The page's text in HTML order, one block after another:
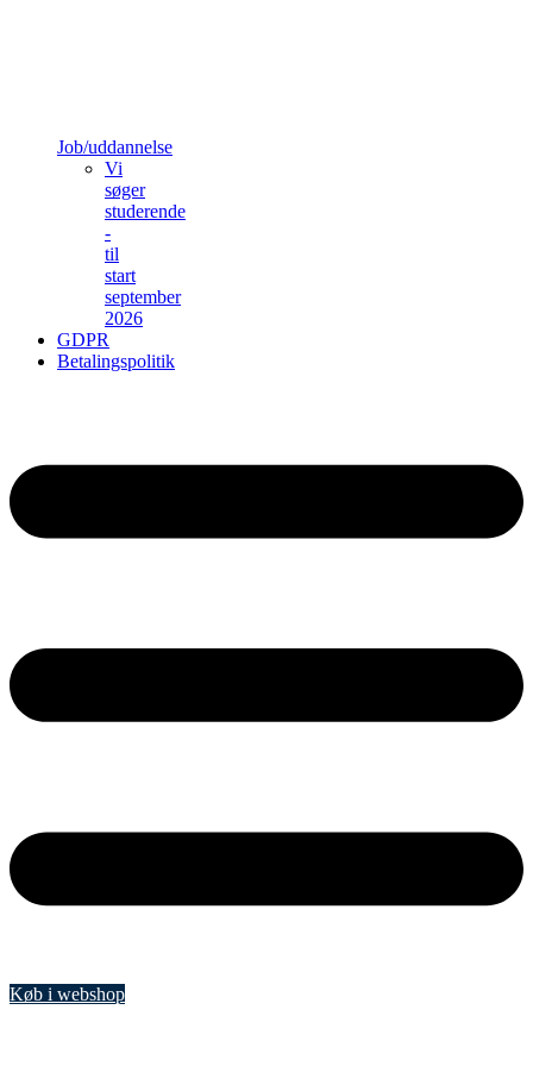
Job/uddannelse
Vi
søger
studerende
-
til
start
september
2026
GDPR
Betalingspolitik
Køb i webshop